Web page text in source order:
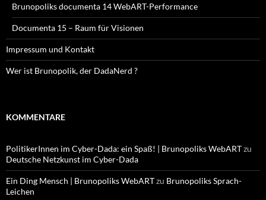
Brunopoliks documenta 14 WebART-Performance
Documenta 15 – Raum für Visionen
Impressum und Kontakt
Wer ist Brunopolik, der DadaNerd ?
KOMMENTARE
PolitikerInnen im Cyber-Dada: ein Spaß! | Brunopoliks WebARTzu
Deutsche Netzkunst im Cyber-Dada
Ein Ding Mensch | Brunopoliks WebARTzu Brunopoliks Sprach-
Leichen